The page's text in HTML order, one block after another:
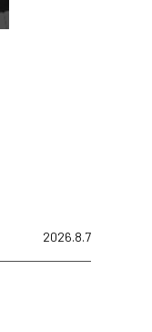
2026.8.7